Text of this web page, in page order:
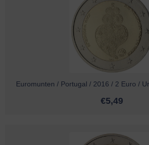
Euromunten / Portugal / 2016 / 2 Euro /
€5,49